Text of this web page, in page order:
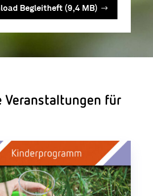
Begleitheft (9,4 MB)
Veranstaltungen für